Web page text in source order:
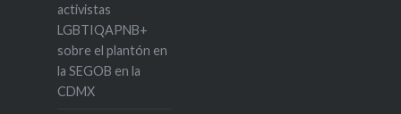
activistas
LGBTIQAPNB+
sobre el plantón en
la SEGOB en la
CDMX